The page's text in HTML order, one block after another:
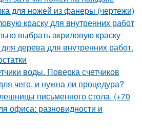
для ножей из фанеры (чертежи)
краску для внутренних работ
выбрать акриловую краску
дерева для внутренних работ.
воды. Поверка счетчиков
чего, и нужна ли процедура?
письменного стола. (+70
офиса: разновидности и